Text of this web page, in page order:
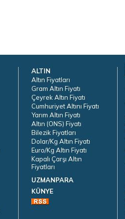
ALTIN
Altın Fiyatları
Gram Altın Fiyatı
Çeyrek Altın Fiyatı
Cumhuriyet Altını Fiyatı
Yarım Altın Fiyatı
Altın (ONS) Fiyatı
Bilezik Fiyatları
Dolar/Kg Altın Fiyatı
Euro/Kg Altın Fiyatı
Kapalı Çarşı Altın
Fiyatları
UZMANPARA
KÜNYE